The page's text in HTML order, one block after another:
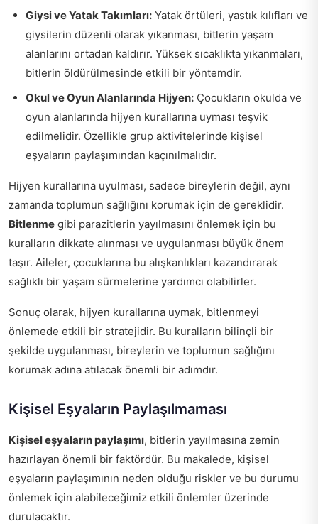
Giysi ve Yatak Takımları: Yatak örtüleri, yastık kılıfları ve
giysilerin düzenli olarak yıkanması, bitlerin yaşam
alanlarını ortadan kaldırır. Yüksek sıcaklıkta yıkanmaları,
bitlerin öldürülmesinde etkili bir yöntemdir.
Okul ve Oyun Alanlarında Hijyen: Çocukların okulda ve
oyun alanlarında hijyen kurallarına uyması teşvik
edilmelidir. Özellikle grup aktivitelerinde kişisel
eşyaların paylaşımından kaçınılmalıdır.
Hijyen kurallarına uyulması, sadece bireylerin değil, aynı
zamanda toplumun sağlığını korumak için de gereklidir.
Bitlenme gibi parazitlerin yayılmasını önlemek için bu
kuralların dikkate alınması ve uygulanması büyük önem
taşır. Aileler, çocuklarına bu alışkanlıkları kazandırarak
sağlıklı bir yaşam sürmelerine yardımcı olabilirler.
Sonuç olarak, hijyen kurallarına uymak, bitlenmeyi
önlemede etkili bir stratejidir. Bu kuralların bilinçli bir
şekilde uygulanması, bireylerin ve toplumun sağlığını
korumak adına atılacak önemli bir adımdır.
Kişisel Eşyaların Paylaşılmaması
Kişisel eşyaların paylaşımı, bitlerin yayılmasına zemin
hazırlayan önemli bir faktördür. Bu makalede, kişisel
eşyaların paylaşımının neden olduğu riskler ve bu durumu
önlemek için alabileceğimiz etkili önlemler üzerinde
durulacaktır.